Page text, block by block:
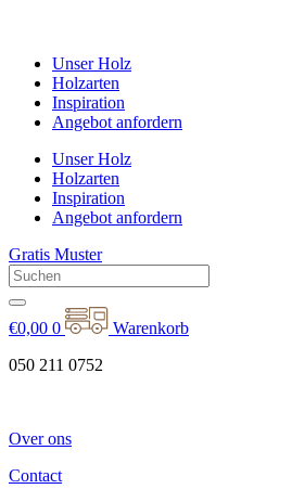
Unser Holz
Holzarten
Inspiration
Angebot anfordern
Unser Holz
Holzarten
Inspiration
Angebot anfordern
Gratis Muster
€0,00 0
Warenkorb
050 211 0752
Over ons
Contact